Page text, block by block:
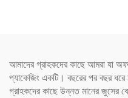
আমাদের গ্রাহকদের কাছে আমরা যা
প্যাকেজিং একটি। বছরের পর বছর
গ্রাহকদের কাছে উন্নত মানের জুসের